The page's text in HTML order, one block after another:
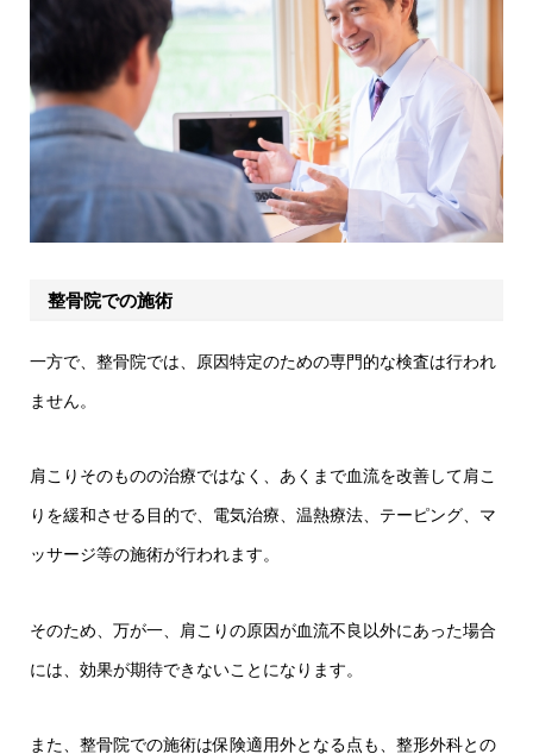
整骨院での施術
一方で、整骨院では、原因特定のための専門的な検査は行われ
ません。
肩こりそのものの治療ではなく、あくまで血流を改善して肩こ
りを緩和させる目的で、電気治療、温熱療法、テーピング、マ
ッサージ等の施術が行われます。
そのため、万が一、肩こりの原因が血流不良以外にあった場合
には、効果が期待できないことになります。
また、整骨院での施術は保険適用外となる点も、整形外科との